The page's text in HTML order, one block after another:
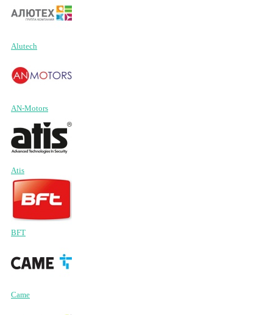
Alutech
AN-Motors
Atis
BFT
Came